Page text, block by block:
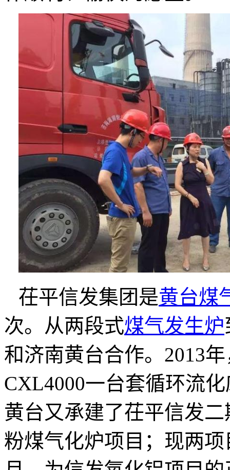
茌平信发集团是黄台煤
次。从两段式煤气发生炉
和济南黄台合作。 2013
CXL4000一台套循环流
黄台又承建了茌平信发二
粉煤气化炉项目；现两